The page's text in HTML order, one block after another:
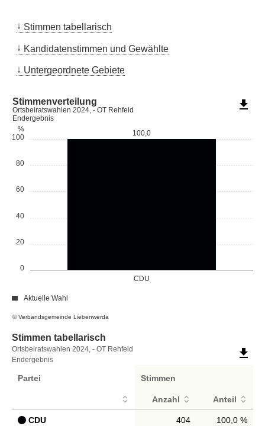
Stimmen tabellarisch
Kandidatenstimmen und Gewählte
Untergeordnete Gebiete
0
20
40
60
80
100
%
CDU
100,0
© Verbandsgemeinde Liebenwerda
Stimmenverteilung
Ortsbeiratswahlen 2024, - OT Rehfeld
Endergebnis
Aktuelle Wahl
file_download
Stimmen tabellarisch
Stimmen
tabellarisch
Ortsbeiratswahlen 2024, - OT Rehfeld
Endergebnis
file_download
Partei Stimmen
Anzahl Anteil
CDU 404 100,0 %